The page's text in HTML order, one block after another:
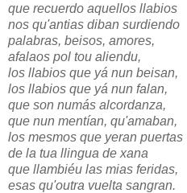
que recuerdo aquellos llabios
nos qu'antias diban surdiendo
palabras, beisos, amores,
afalaos pol tou aliendu,
los llabios que yá nun beisan,
los llabios que yá nun falan,
que son numás alcordanza,
que nun mentían, qu'amaban,
los mesmos que yeran puertas
de la tua llingua de xana
que llambiéu las mias feridas,
esas qu'outra vuelta sangran.